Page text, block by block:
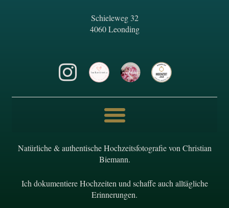
Schieleweg 32
4060 Leonding
Natürliche & authentische Hochzeitsfotografie von Christian
Biemann.
Ich dokumentiere Hochzeiten und schaffe auch alltägliche
Erinnerungen.